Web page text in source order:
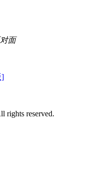
面
]
reserved.